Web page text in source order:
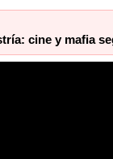
cine y mafia